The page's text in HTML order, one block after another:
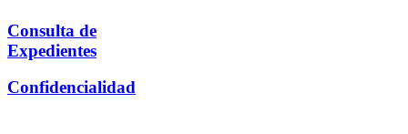
Consulta de
Expedientes
Confidencialidad